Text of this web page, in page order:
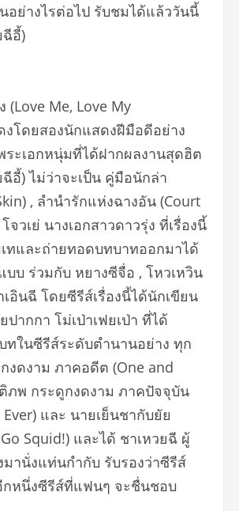
นอย่างไรต่อไป รับชมได้แล้ววันนี้
ฉีอี้)
(Love Me, Love My
งโดยสองนักแสดงฝีมือดีอย่าง
ระเอกหนุ่มที่ได้ฝากผลงานสุดฮิต
อี้) ไม่ว่าจะเป็น คู่มือนักล่า
, ลำนำรักแห่งฉางอัน (Court
จวเย่ นางเอกสาวดาวรุ่ง ที่เรื่องนี้
ทและถ่ายทอดบทบาทออกมาได้
บ ร่วมกับ หยางซีจื่อ , โหวเหวิน
อินฉี โดยซีรีส์เรื่องนี้ได้นักเขียน
ปากกา โม่เป่าเฟยเป่า ที่ได้
ทในซีรีส์ระดับตำนานอย่าง ทุก
งดงาม ภาคอดีต (One and
ภพ กระดูกงดงาม ภาคปัจจุบัน
และ นายเย็นชากับยัย
Squid!) และได้ ชาเหวยฉี ผู้
านั่งแท่นกำกับ รับรองว่าซีรีส์
กหนึ่งซีรีส์ที่แฟนๆ จะชื่นชอบ